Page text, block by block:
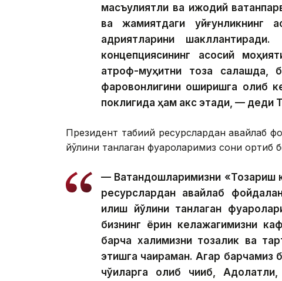
масъулиятли ва ижодий
ва жамиятдаги уйғунликнинг
қадриятларини
концепциясининг асосий
атроф-муҳитни тоза сақлашда,
фаровонлигини оширишга олиб
поклигида ҳам акс этади, — деди
Президент табиий ресурслардан авайлаб
йўлини танлаган фуқароларимиз сони ортиб
— Ватандошларимизни «Тозариш
ресурслардан авайлаб
қилиш йўлини танлаган
бизнинг ёрқин келажагимизни
барча халқимизни тозалик ва
этишга чақираман. Агар
чўққиларга олиб чиқиб,